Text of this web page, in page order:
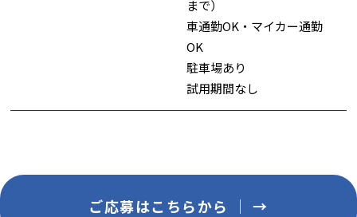
まで）
車通勤OK・マイカー通勤
OK
駐車場あり
試用期間なし
ご応募はこちらから │ →